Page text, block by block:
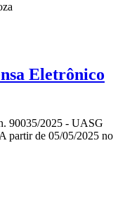
Eletrônico
90035/2025 - UASG
partir de 05/05/2025 no